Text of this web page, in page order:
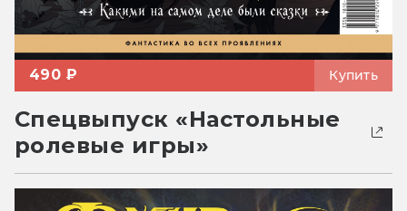
490 ₽ Купить
Спецвыпуск «Настольные
ролевые игры»